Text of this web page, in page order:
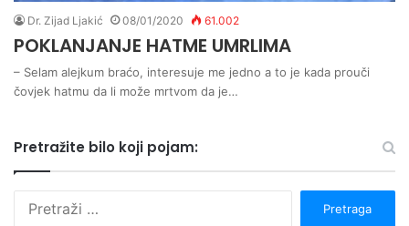
Dr. Zijad Ljakić 08/01/2020 61.002
POKLANJANJE HATME UMRLIMA
– Selam alejkum braćo, interesuje me jedno a to je kada prouči
čovjek hatmu da li može mrtvom da je…
Pretražite bilo koji pojam: